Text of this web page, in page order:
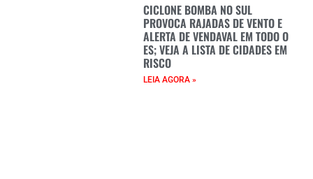
CICLONE BOMBA NO SUL
PROVOCA RAJADAS DE VENTO E
ALERTA DE VENDAVAL EM TODO O
ES; VEJA A LISTA DE CIDADES EM
RISCO
LEIA AGORA »